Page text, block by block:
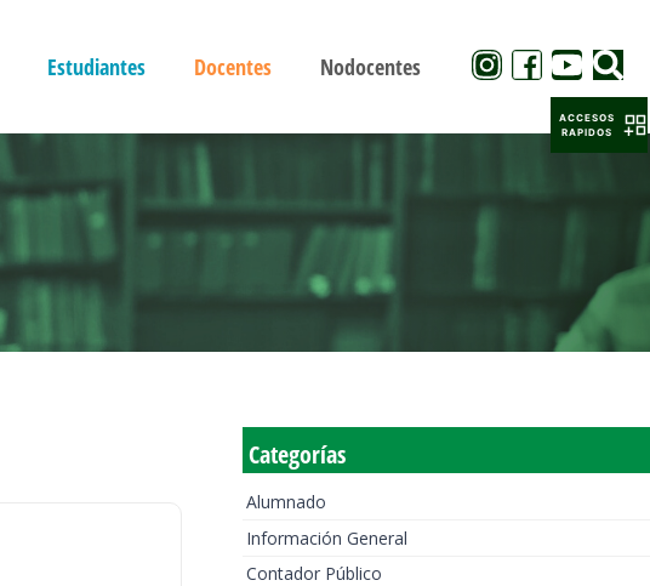
Estudiantes Docentes Nodocentes
Categorías
Alumnado
Información General
Contador Público
ACCESOS
RAPIDOS